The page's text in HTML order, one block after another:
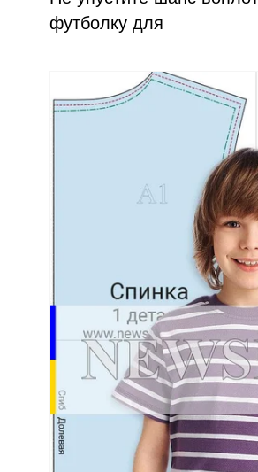
футболку для